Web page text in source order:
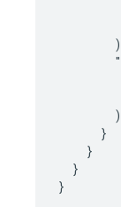
      }
    }
  }